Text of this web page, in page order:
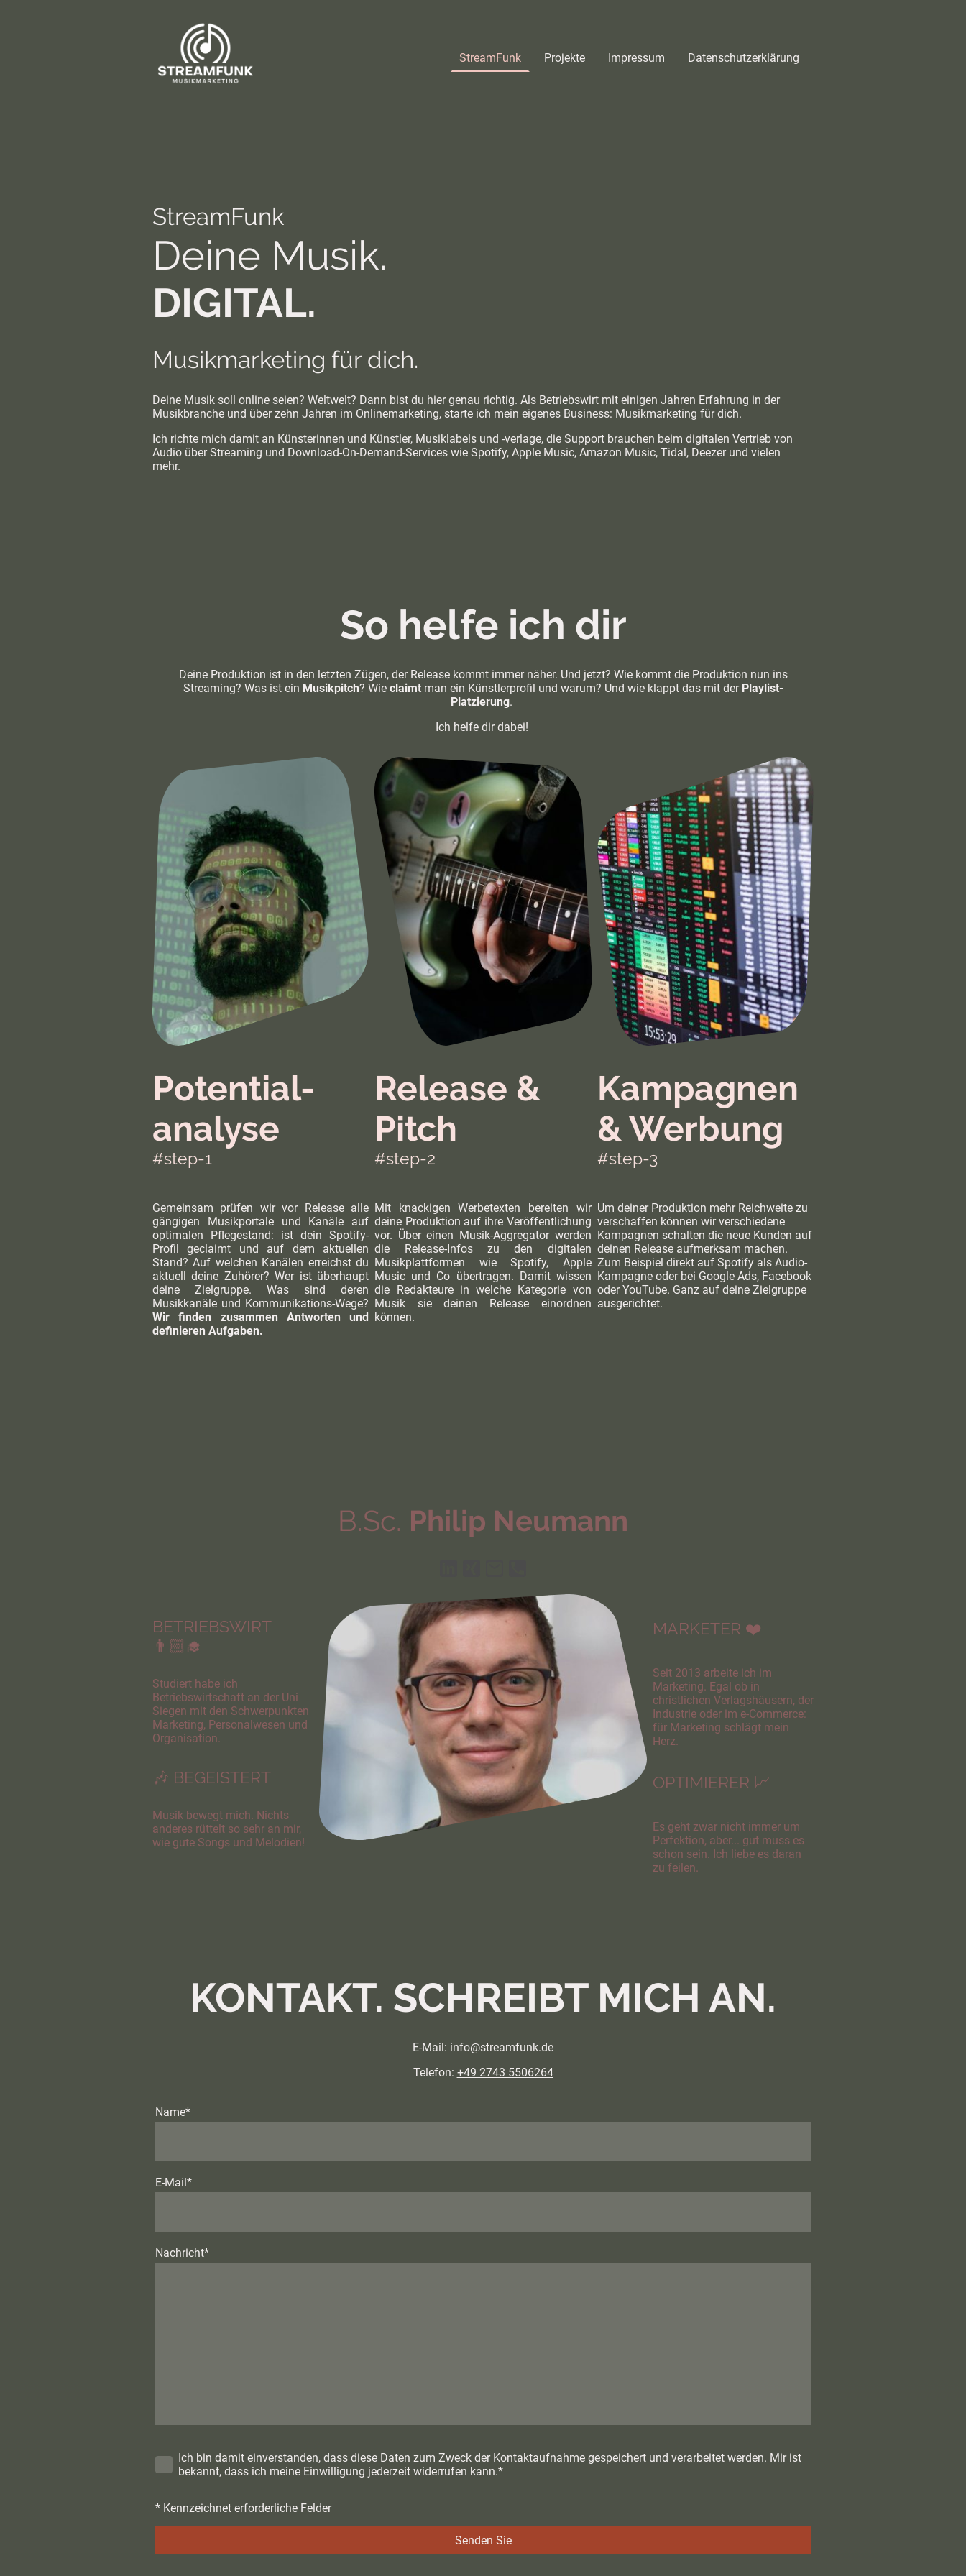
StreamFunk Projekte Impressum Datenschutzerklärung
StreamFunk
Deine Musik.
DIGITAL.
Musikmarketing für dich.
Deine Musik soll online seien? Weltwelt? Dann bist du hier genau richtig. Als Betriebswirt mit einigen Jahren Erfahrung in der
Musikbranche und über zehn Jahren im Onlinemarketing, starte ich mein eigenes Business: Musikmarketing für dich.
Ich richte mich damit an Künsterinnen und Künstler, Musiklabels und -verlage, die Support brauchen beim digitalen Vertrieb von
Audio über Streaming und Download-On-Demand-Services wie Spotify, Apple Music, Amazon Music, Tidal, Deezer und vielen
mehr.
So helfe ich dir
Deine Produktion ist in den letzten Zügen, der Release kommt immer näher. Und jetzt? Wie kommt die Produktion nun ins
Streaming? Was ist ein Musikpitch? Wie claimtman ein Künstlerprofil und warum? Und wie klappt das mit der Playlist-
Platzierung.
Ich helfe dir dabei!
Potential-
analyse
#step-1
Gemeinsam prüfen wir vor Release alle
gängigen Musikportale und Kanäle auf
optimalen Pflegestand: ist dein Spotify-
Profil geclaimt und auf dem aktuellen
Stand? Auf welchen Kanälen erreichst du
aktuell deine Zuhörer? Wer ist überhaupt
deine Zielgruppe. Was sind deren
Musikkanäle und Kommunikations-Wege?
Wir finden zusammen Antworten und
definieren Aufgaben.
Release &
Pitch
#step-2
Mit knackigen Werbetexten bereiten wir
deine Produktion auf ihre Veröffentlichung
vor. Über einen Musik-Aggregator werden
die Release-Infos zu den digitalen
Musikplattformen wie Spotify, Apple
Music und Co übertragen. Damit wissen
die Redakteure in welche Kategorie von
Musik sie deinen Release einordnen
können.
Kampagnen
& Werbung
#step-3
Um deiner Produktion mehr Reichweite zu
verschaffen können wir verschiedene
Kampagnen schalten die neue Kunden auf
deinen Release aufmerksam machen.
Zum Beispiel direkt auf Spotify als Audio-
Kampagne oder bei Google Ads, Facebook
oder YouTube. Ganz auf deine Zielgruppe
ausgerichtet.
B.Sc. Philip Neumann
BETRIEBSWIRT
👨🏻‍🎓
Studiert habe ich
Betriebswirtschaft an der Uni
Siegen mit den Schwerpunkten
Marketing, Personalwesen und
Organisation.
🎶 BEGEISTERT
Musik bewegt mich. Nichts
anderes rüttelt so sehr an mir,
wie gute Songs und Melodien!
MARKETER ❤️
Seit 2013 arbeite ich im
Marketing. Egal ob in
christlichen Verlagshäusern, der
Industrie oder im e-Commerce:
für Marketing schlägt mein
Herz.
OPTIMIERER 📈
Es geht zwar nicht immer um
Perfektion, aber... gut muss es
schon sein. Ich liebe es daran
zu feilen.
KONTAKT. SCHREIBT MICH AN.
E-Mail: info@streamfunk.de
Telefon: +49 2743 5506264
Name*
E-Mail *
Nachricht*
Ich bin damit einverstanden, dass diese Daten zum Zweck der Kontaktaufnahme gespeichert und verarbeitet werden. Mir ist
bekannt, dass ich meine Einwilligung jederzeit widerrufen kann.*
* Kennzeichnet erforderliche Felder
Senden Sie